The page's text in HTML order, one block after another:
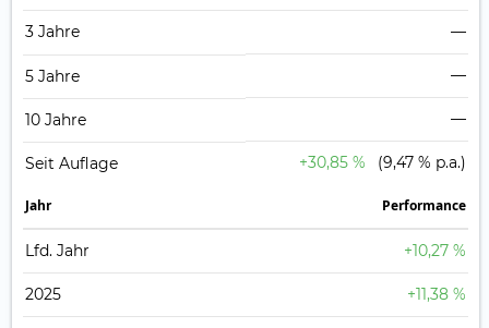
3 Jahre —
5 Jahre —
10 Jahre —
Seit Auflage +30,85 % (9,47 % p.a.)
Jahr Perfor­mance
Lfd. Jahr +10,27 %
2025 +11,38 %